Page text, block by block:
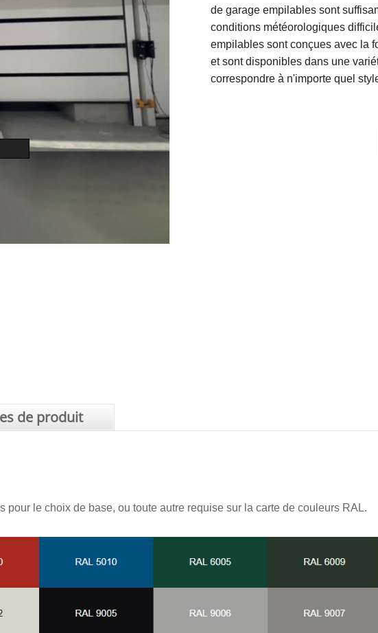
de garage empilables sont
conditions météorologiques
empilables sont conçues avec la
et sont disponibles dans une
correspondre à n'importe quel
de produit
pour le choix de base, ou toute autre requise sur la carte de couleurs RAL.